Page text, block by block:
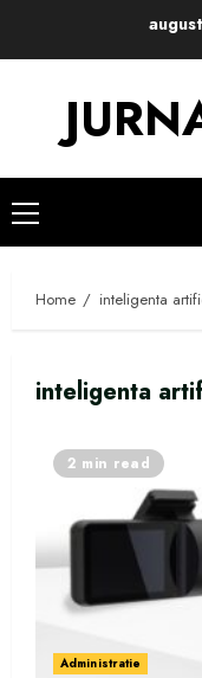
Primary
Menu
Home inteligenta
inteligenta
2 min read
Administratie